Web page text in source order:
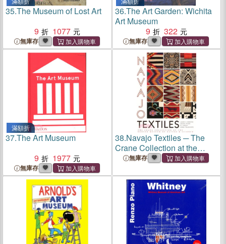
35.The Museum of Lost Art
9
1077
無庫存
36.The Art Garden: Wichita
Art Museum
9
322
無庫存
滿額折
37.The Art Museum
9
1977
無庫存
38.Navajo Textiles ─ The
Crane Collection at the
Denver Museum of Nature &
無庫存